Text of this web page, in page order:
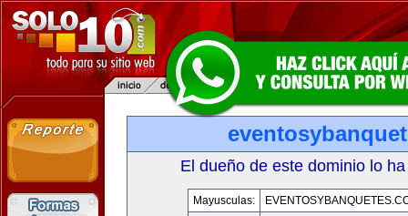
El dueño de este dominio lo
Mayusculas: